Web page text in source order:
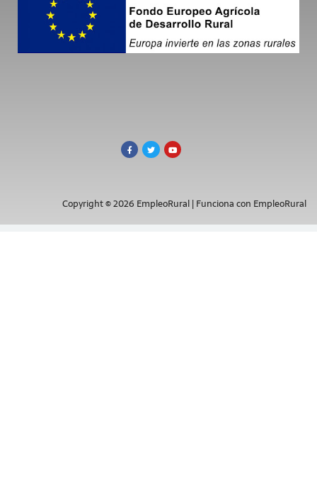
Copyright © 2026 EmpleoRural | Funciona con EmpleoRural